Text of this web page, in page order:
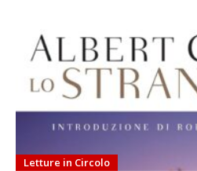
Letture in Circolo